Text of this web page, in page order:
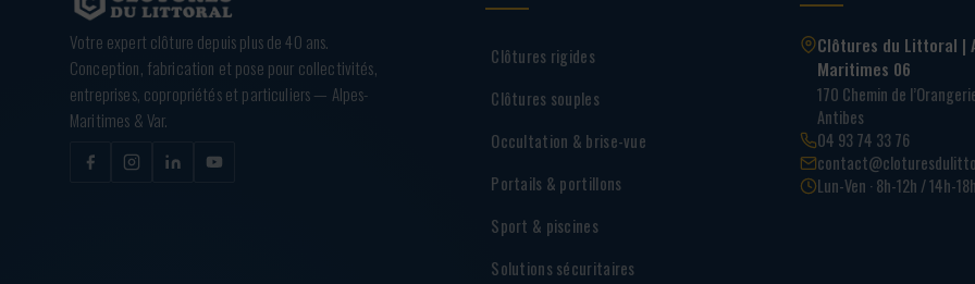
Votre expert clôture depuis plus de 40 ans.
Conception, fabrication et pose pour collectivités,
entreprises, copropriétés et particuliers — Alpes-
Maritimes & Var.
Clôtures rigides
Clôtures souples
Occultation & brise-vue
Portails & portillons
Sport & piscines
Solutions sécuritaires
Clôtures du Littoral |
Maritimes 06
170 Chemin de
Antibes
04 93 74 33 76
Lun-Ven · 8h-12h / 14h-18h